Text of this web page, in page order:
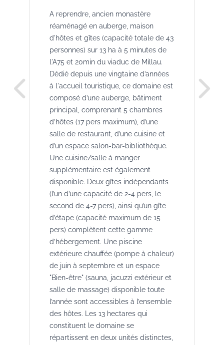
A reprendre, ancien monastère
réaménagé en auberge, maison
d'hôtes et gîtes (capacité totale de 43
personnes) sur 13 ha à 5 minutes de
l'A75 et 20min du viaduc de Millau.
Dédié depuis une vingtaine d’années
à l'accueil touristique, ce domaine est
composé d’une auberge, bâtiment
principal, comprenant 5 chambres
d’hôtes (17 pers maximum), d’une
salle de restaurant, d’une cuisine et
d’un espace salon-bar-bibliothèque.
Une cuisine/salle à manger
supplémentaire est également
disponible. Deux gîtes indépendants
(l’un d’une capacité de 2-4 pers, le
second de 4-7 pers), ainsi qu’un gîte
d’étape (capacité maximum de 15
pers) complètent cette gamme
d’hébergement. Une piscine
extérieure chauffée (pompe à chaleur)
de juin à septembre et un espace
"Bien-être" (sauna, jacuzzi extérieur et
salle de massage) disponible toute
l’année sont accessibles à l’ensemble
des hôtes. Les 13 hectares qui
constituent le domaine se
répartissent en deux unités distinctes,